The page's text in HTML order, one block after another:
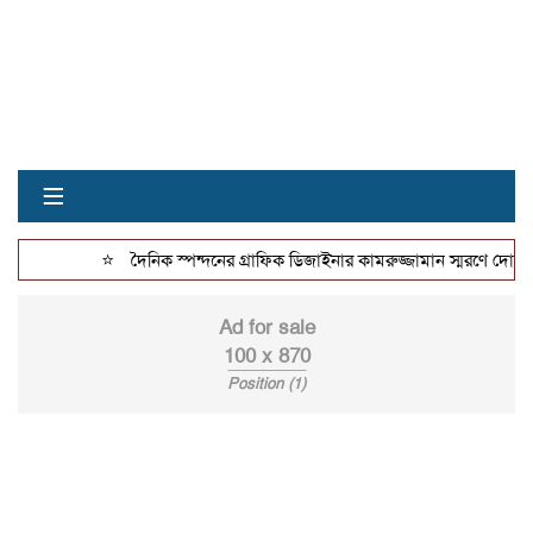
≡
⭐ দৈনিক স্পন্দনের গ্রাফিক ডিজাইনার কামরুজ্জামান স্মরণে
Ad for sale
100 x 870
Position (1)